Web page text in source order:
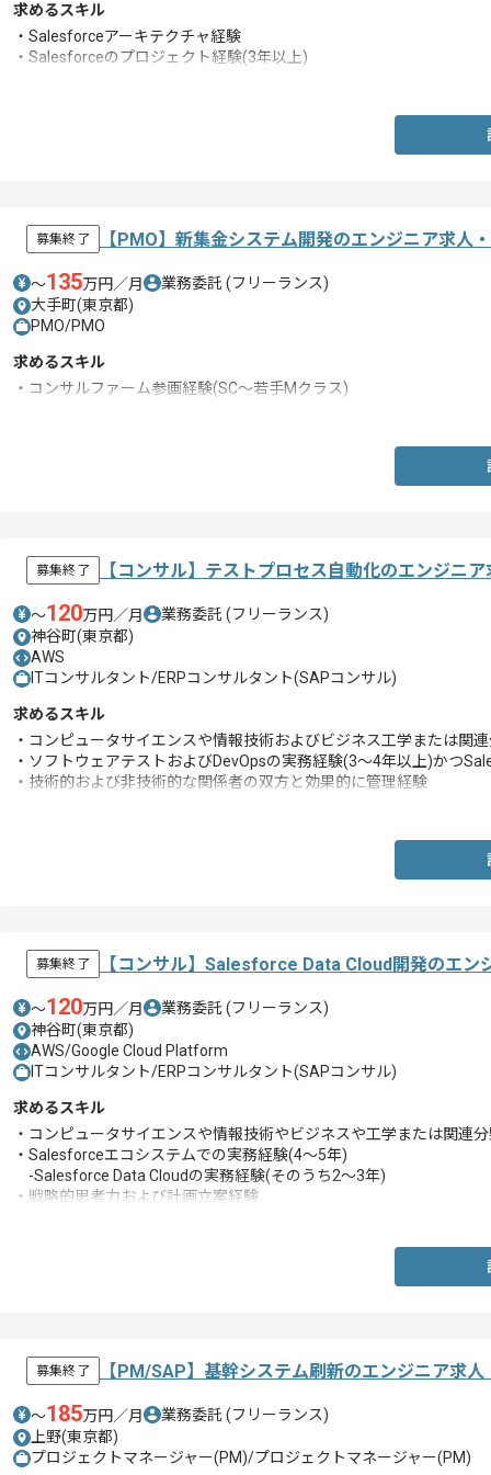
求めるスキル
・Salesforceアーキテクチャ経験
・Salesforceのプロジェクト経験(3年以上)
募集終了 【PMO】新集金システム開発のエンジニア求人
〜135万円／月 業務委託 (フリーランス)
大手町(東京都)
PMO/PMO
求めるスキル
・コンサルファーム参画経験(SC～若手Mクラス)
募集終了 【コンサル】テストプロセス自動化のエンジニ
〜120万円／月 業務委託 (フリーランス)
神谷町(東京都)
AWS
ITコンサルタント/ERPコンサルタント(SAPコンサル)
求めるスキル
・コンピュータサイエンスや情報技術およびビジネス工学または関
・ソフトウェアテストおよびDevOpsの実務経験(3〜4年以上)かつ
・技術的および非技術的な関係者の双方と効果的に管理経験
募集終了 【コンサル】Salesforce Data Cloud開発のエン
〜120万円／月 業務委託 (フリーランス)
神谷町(東京都)
AWS/Google Cloud Platform
ITコンサルタント/ERPコンサルタント(SAPコンサル)
求めるスキル
・コンピュータサイエンスや情報技術やビジネスや工学または関連
・Salesforceエコシステムでの実務経験(4〜5年)
-Salesforce Data Cloudの実務経験(そのうち2〜3年)
・戦略的思考力および計画立案経験
募集終了 【PM/SAP】基幹システム刷新のエンジニア求人
〜185万円／月 業務委託 (フリーランス)
上野(東京都)
プロジェクトマネージャー(PM)/プロジェクトマネージャー(PM)